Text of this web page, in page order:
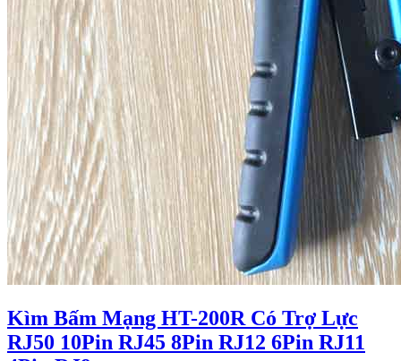
Kìm Bấm Mạng HT-200R Có Trợ Lực
RJ50 10Pin RJ45 8Pin RJ12 6Pin RJ11